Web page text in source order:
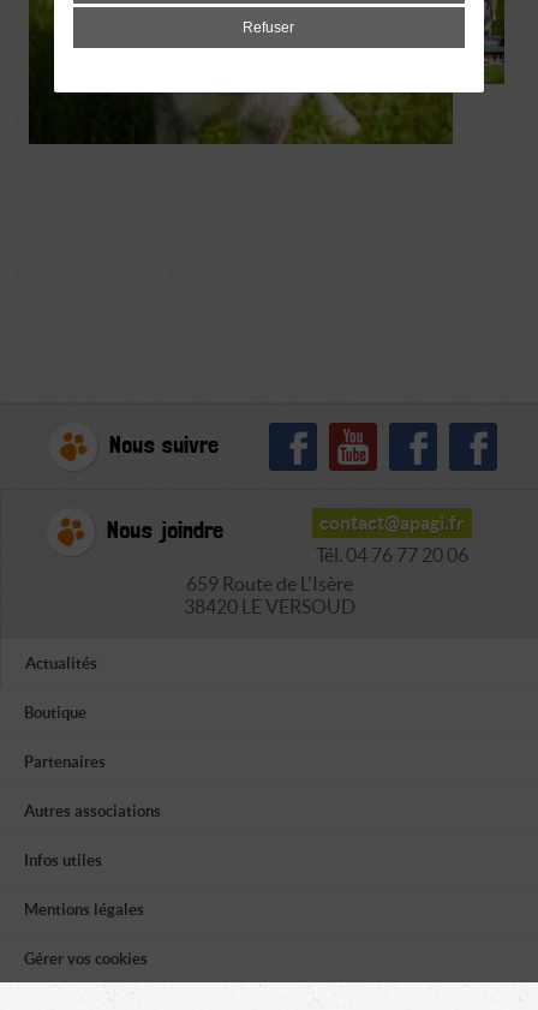
Nous suivre
Nous joindre
contact@apagi.fr
Tél. 04 76 77 20 06
659 Route de L'Isère
38420 LE VERSOUD
Actualités
Boutique
Partenaires
Autres associations
Infos utiles
Mentions légales
Gérer vos cookies
Refuser